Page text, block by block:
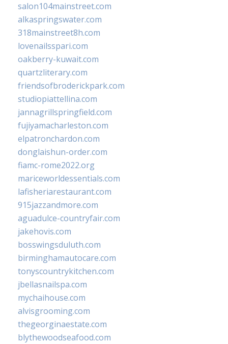
salon104mainstreet.com
alkaspringswater.com
318mainstreet8h.com
lovenailsspari.com
oakberry-kuwait.com
quartzliterary.com
friendsofbroderickpark.com
studiopiattellina.com
jannagrillspringfield.com
fujiyamacharleston.com
elpatronchardon.com
donglaishun-order.com
fiamc-rome2022.org
mariceworldessentials.com
lafisheriarestaurant.com
915jazzandmore.com
aguadulce-countryfair.com
jakehovis.com
bosswingsduluth.com
birminghamautocare.com
tonyscountrykitchen.com
jbellasnailspa.com
mychaihouse.com
alvisgrooming.com
thegeorginaestate.com
blythewoodseafood.com